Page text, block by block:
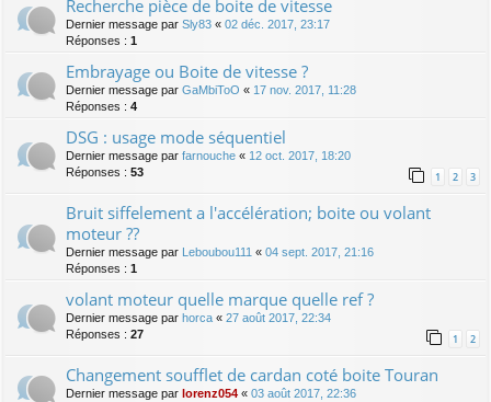
Recherche pièce de boite de vitesse
Dernier message par Sly83 « 02 déc. 2017, 23:17
Réponses : 1
Embrayage ou Boite de vitesse ?
Dernier message par GaMbiToO « 17 nov. 2017, 11:28
Réponses : 4
DSG : usage mode séquentiel
Dernier message par farnouche « 12 oct. 2017, 18:20
Réponses : 53 1 2 3
Bruit siffelement a l'accélération; boite ou volant
moteur ??
Dernier message par Leboubou111 « 04 sept. 2017, 21:16
Réponses : 1
volant moteur quelle marque quelle ref ?
Dernier message par horca « 27 août 2017, 22:34
Réponses : 27 1 2
Changement soufflet de cardan coté boite Touran
Dernier message par lorenz054 « 03 août 2017, 22:36